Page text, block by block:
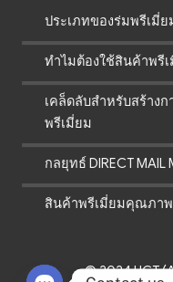
ประเภทของร่มพรีเมี่
ทำไมต้องใช้สินค้าพรี
เคล็ดลับสำหรับสร้าง
พรีเมี่ยม
กลยุทธ์ DIRECT
สินค้าพรีเมี่ยมคุณภา
© 2024 UCT